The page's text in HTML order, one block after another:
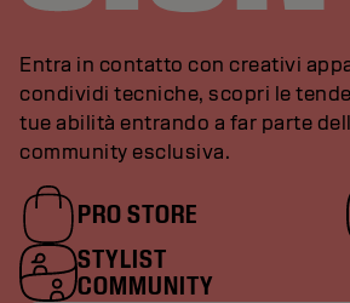
Entra in contatto con creativi
condividi tecniche, scopri le
tue abilità entrando a far parte
community esclusiva.
PRO STORE
STYLIST
COMMUNITY